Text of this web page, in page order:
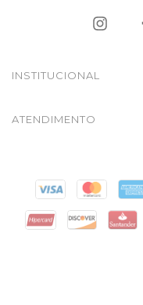
INSTITUCIONAL
ATENDIMENTO